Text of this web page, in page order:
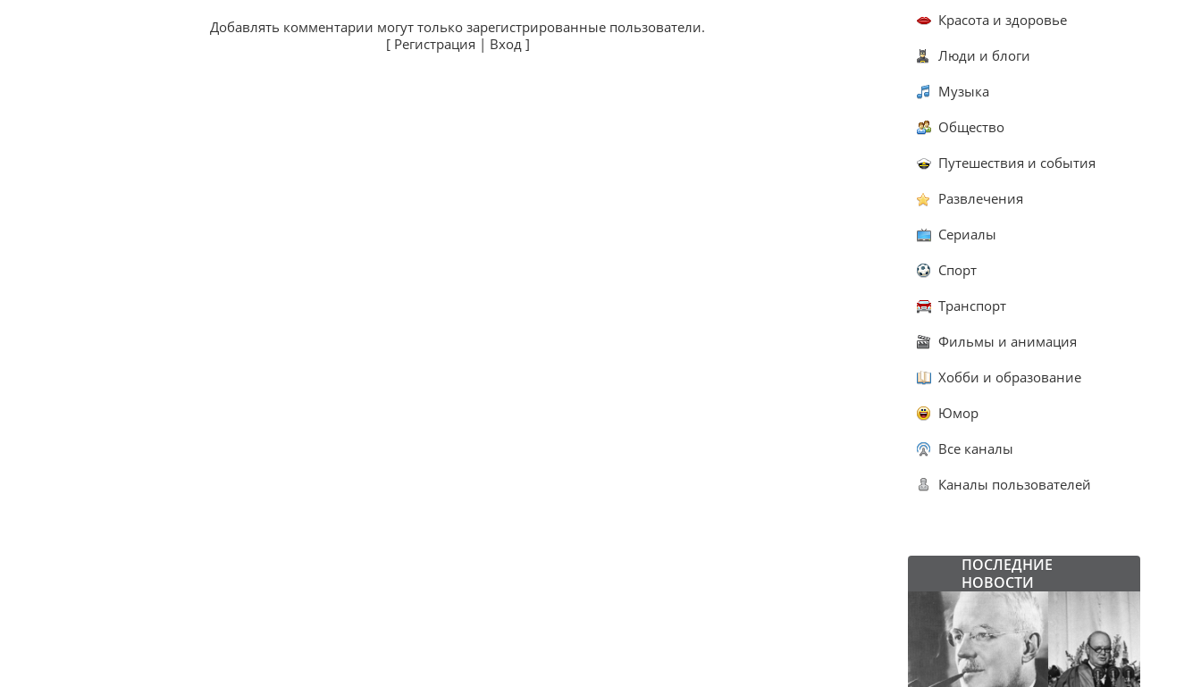
Добавлять комментарии могут только зарегистрированные пользователи.
[ Регистрация | Вход]
Красота и здоровье
Люди и блоги
Музыка
Общество
Путешествия и события
Развлечения
Сериалы
Спорт
Транспорт
Фильмы и анимация
Хобби и образование
Юмор
Все каналы
Каналы пользователей
ПОСЛЕДНИЕ
НОВОСТИ